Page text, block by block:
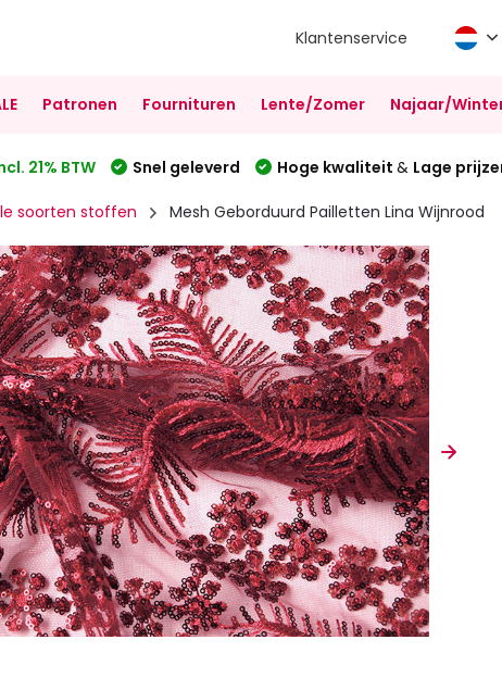
Klantenservice
Patronen Fournituren Lente/Zomer Najaar/
21% BTW Snel geleverd Hoge kwaliteit & Lage
soorten stoffen Mesh Geborduurd Pailletten Lina Wijnrood